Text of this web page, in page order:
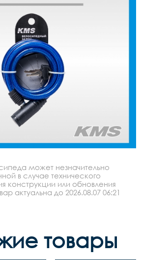
может незначительно
в случае технического
конструкции или обновления
актуальна до 2026.08.07 06:21
товары